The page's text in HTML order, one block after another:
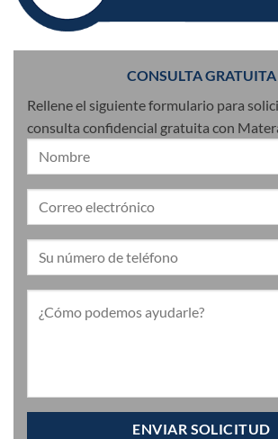
CONSULTA GRATUITA
Rellene el siguiente formulario para
consulta confidencial gratuita con